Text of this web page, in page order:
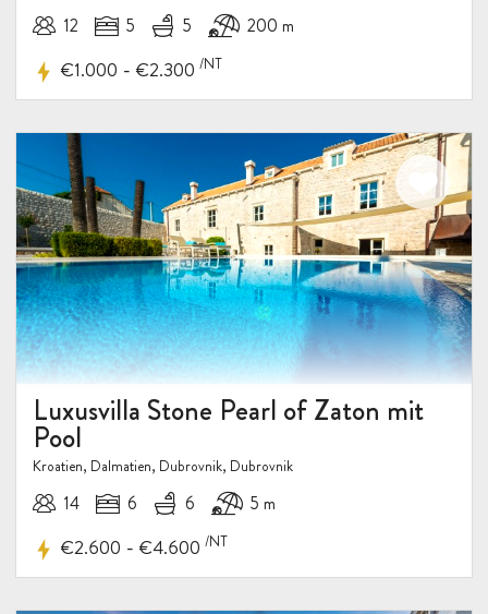
10%
RABATT
12 5 5 200 m
€1.000 - €2.300 /NT
Luxusvilla Stone Pearl of Zaton mit
Pool
Kroatien, Dalmatien, Dubrovnik, Dubrovnik
14 6 6 5 m
€2.600 - €4.600 /NT